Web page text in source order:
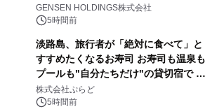
(土)より開催
GENSEN HOLDINGS株式会社
5時間前
淡路島、旅行者が「絶対に食べて」と
すすめたくなるお寿司 お寿司も温泉も
プールも"自分たちだけ"の貸切宿で 1
日1組限定「岩屋温泉 絵島別庭 海と
森」の握り寿司プラン
株式会社ぷらど
5時間前